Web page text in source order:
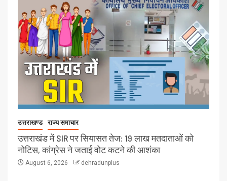
उत्तराखण्ड राज्य समाचार
उत्तराखंड में SIR पर सियासत तेज: 19 लाख मतदाताओं को
नोटिस, कांग्रेस ने जताई वोट कटने की आशंका
August 6, 2026 dehradunplus